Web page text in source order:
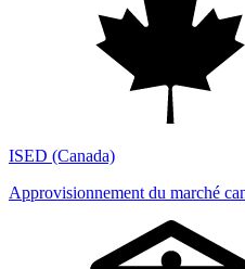
ISED (Canada)
Approvisionnement du marché